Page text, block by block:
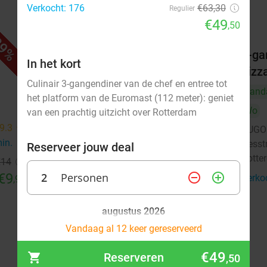
9.3 star
,95
pizza bij SUGO
Vandaag Morgen
Zo
SUGO Pizza Rotterdam Aert van
Rotterdam
Verkocht: 391 Regulier €36,50
€17 ,95
2-
Wo
Verkocht: 176
Regulier €63,30
€49,50
In het kort
Culinair 3-gangendiner van de chef en entree tot
het platform van de Euromast (112 meter): geniet
van een prachtig uitzicht over Rotterdam
Reserveer jouw deal
2 Personen remove_circle_outline add_circle_outline
augustus 2026
Di Wo Do Vr Za
2
Vandaag al 12 keer gereserveerd
Reserveren €49,50